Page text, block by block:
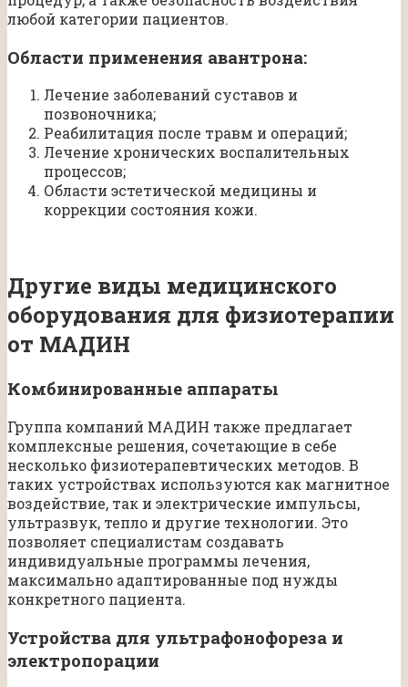
любой категории пациентов.
Области применения авантрона:
Лечение заболеваний суставов и
позвоночника;
Реабилитация после травм и операций;
Лечение хронических воспалительных
процессов;
Области эстетической медицины и
коррекции состояния кожи.
Другие виды медицинского
оборудования для физиотерапии
от МАДИН
Комбинированные аппараты
Группа компаний МАДИН также предлагает
комплексные решения, сочетающие в себе
несколько физиотерапевтических методов. В
таких устройствах используются как магнитное
воздействие, так и электрические импульсы,
ультразвук, тепло и другие технологии. Это
позволяет специалистам создавать
индивидуальные программы лечения,
максимально адаптированные под нужды
конкретного пациента.
Устройства для ультрафонофореза и
электропорации